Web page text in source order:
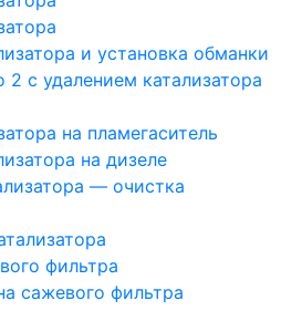
и установка обманки
с удалением катализатора
на пламегаситель
на дизеле
— очистка
фильтра
сажевого фильтра